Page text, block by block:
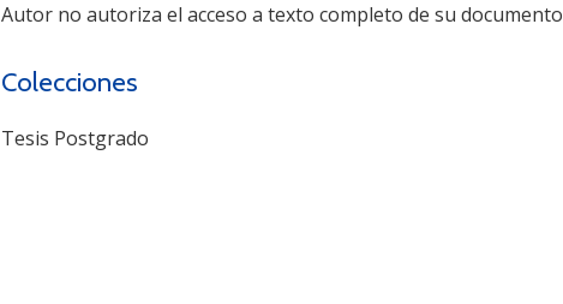
Autor no autoriza el acceso a texto completo de su documento
Colecciones
Tesis Postgrado